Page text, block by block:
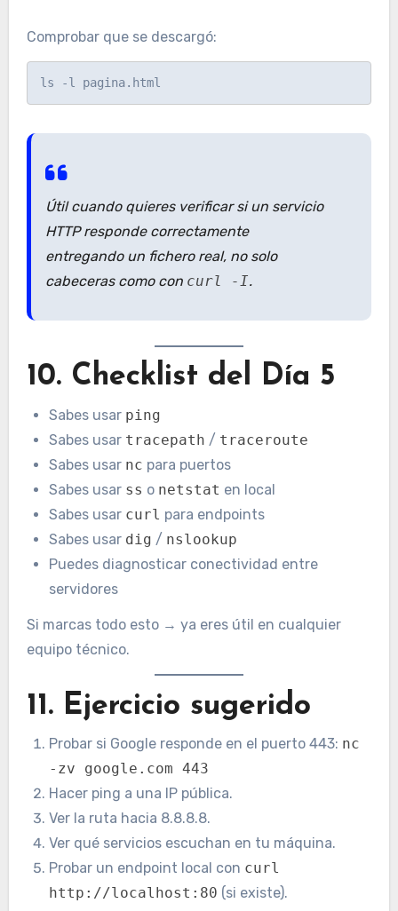
Comprobar que se descargó:
Útil cuando quieres verificar si un servicio
HTTP responde correctamente
entregando un fichero real, no solo
cabeceras como con curl -I.
10. Checklist del Día 5
Sabes usar ping
Sabes usar tracepath / traceroute
Sabes usar nc para puertos
Sabes usar ss o netstat en local
Sabes usar curl para endpoints
Sabes usar dig / nslookup
Puedes diagnosticar conectividad entre
servidores
Si marcas todo esto → ya eres útil en cualquier
equipo técnico.
11. Ejercicio sugerido
Probar si Google responde en el puerto 443: nc
-zv google.com 443
Hacer ping a una IP pública.
Ver la ruta hacia 8.8.8.8.
Ver qué servicios escuchan en tu máquina.
Probar un endpoint local con curl
http://localhost:80 (si existe).